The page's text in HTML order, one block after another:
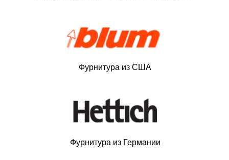
Фурнитура из США
Фурнитура из Германии